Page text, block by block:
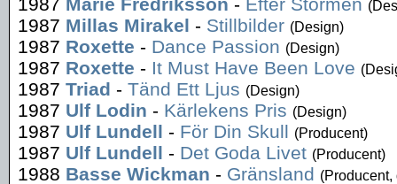
1987 Millas Mirakel - Stillbilder (Design)
1987 Roxette - Dance Passion (Design)
1987 Roxette - It Must Have Been Love
1987 Triad - Tänd Ett Ljus (Design)
1987 Ulf Lodin - Kärlekens Pris (Design)
1987 Ulf Lundell - För Din Skull (Producent)
1987 Ulf Lundell - Det Goda Livet (Producent)
1988 Basse Wickman - Gränsland (Producent,